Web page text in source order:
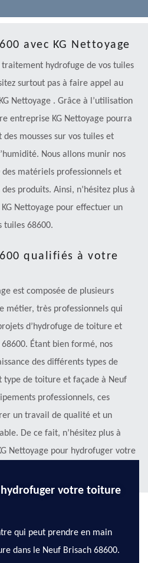
avec KG Nettoyage
traitement hydrofuge de vos tuiles
surtout pas à faire appel au
Nettoyage . Grâce à l’utilisation
entreprise KG Nettoyage pourra
mousses sur vos tuiles et
Nous allons munir nos
matériels professionnels et
produits. Ainsi, n’hésitez plus à
Nettoyage pour effectuer un
tuiles 68600.
qualifiés à votre
est composée de plusieurs
métier, très professionnels qui
d’hydrofuge de toiture et
Étant bien formé, nos
des différents types de
type de toiture et façade à Neuf
professionnels, ces
un travail de qualité et un
De ce fait, n’hésitez plus à
Nettoyage pour hydrofuger votre
hydrofuger votre toiture
qui peut prendre en main
dans le Neuf Brisach 68600.